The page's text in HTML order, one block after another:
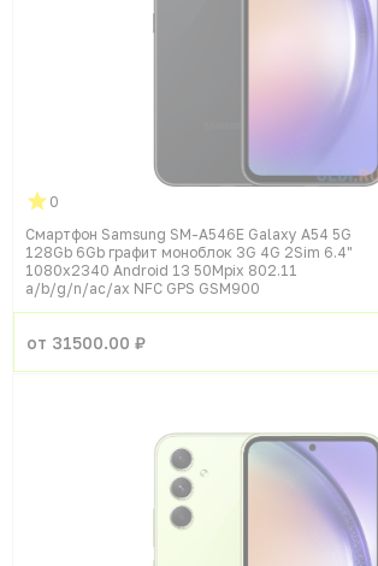
0
Смартфон Samsung SM-A546E Galaxy A54 5G
128Gb 6Gb графит моноблок 3G 4G 2Sim 6.4"
1080x2340 Android 13 50Mpix 802.11
a/b/g/n/ac/ax NFC GPS GSM900
от 31500.00 ₽